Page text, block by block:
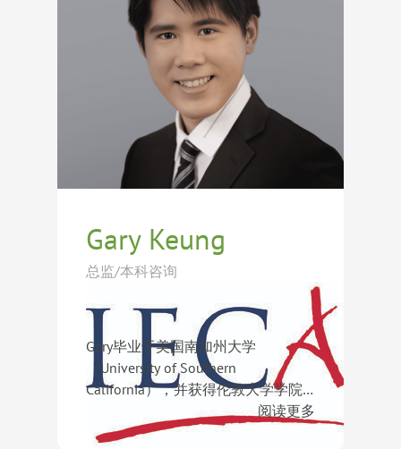
点、学术潜力和长期发展目标出发，
为学生量身打造具有竞争力的升学规
划方案。
稿人之一，以及本科升学规划模型
与“爬藤方法论”发起人。多年来，她
持续研究世界顶尖大学招生趋势，致
力于帮助学生发掘个人优势、塑造独
特成长故事，并在激烈的全球申请竞
争中脱颖而出。
Sandy已成功指导众多学生获得美国
常春藤盟校、英国G5及世界顶尖大
学录取，深受学生与家长信赖。
Gary Keung
总监/本科咨询
Gary毕业于美国南加州大学
（University of Southern
California），并获得伦敦大学学院
（University College London）与高
等经济学院（Higher School of
从事国际教育与升学规划工作11
阅读更多